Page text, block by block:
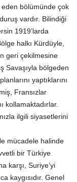
bölümünde çok
vardır. Bilindiği
1919’larda
halkı Kürdüyle,
geri çekilmesine
Savaşıyla bölgeden
yaptıklarını
Fransızlar
kollamaktadırlar.
ilgili siyasetlerini
mücadele halinde
bir Türkiye
karşı, Suriye’yi
kaygısıdır. Genel